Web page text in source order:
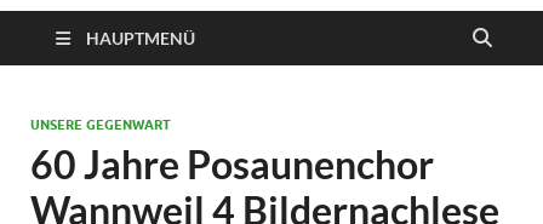
HAUPTMENÜ
UNSERE GEGENWART
60 Jahre Posaunenchor
Wannweil 4 Bildernachlese